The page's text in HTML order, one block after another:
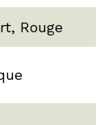
Rouge